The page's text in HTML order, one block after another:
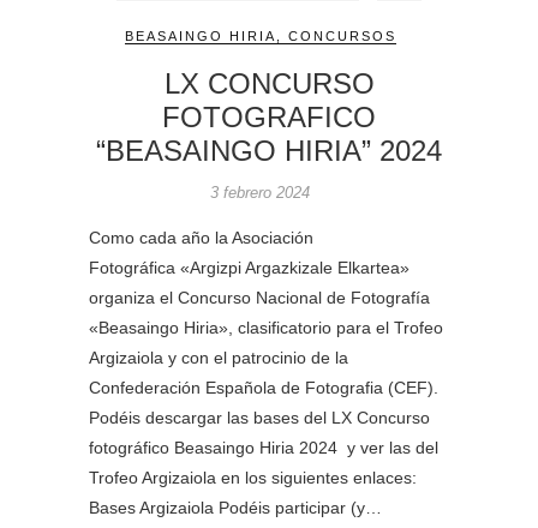
BEASAINGO HIRIA CONCURSOS
LX CONCURSO
FOTOGRAFICO
“BEASAINGO HIRIA” 2024
3 febrero 2024
Como cada año la Asociación
Fotográfica «Argizpi Argazkizale Elkartea»
organiza el Concurso Nacional de Fotografía
«Beasaingo Hiria», clasificatorio para el Trofeo
Argizaiola y con el patrocinio de la
Confederación Española de Fotografia (CEF).
Podéis descargar las bases del LX Concurso
fotográfico Beasaingo Hiria 2024 y ver las del
Trofeo Argizaiola en los siguientes enlaces:
Bases Argizaiola Podéis participar (y…